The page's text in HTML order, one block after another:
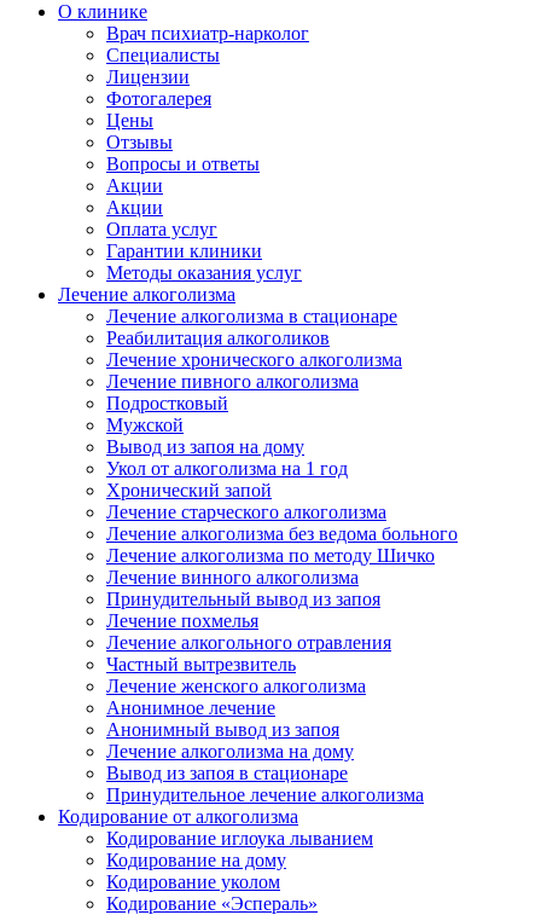
О клинике
Врач психиатр-нарколог
Специалисты
Лицензии
Фотогалерея
Цены
Отзывы
Вопросы и ответы
Акции
Акции
Оплата услуг
Гарантии клиники
Методы оказания услуг
Лечение алкоголизма
Лечение алкоголизма в стационаре
Реабилитация алкоголиков
Лечение хронического алкоголизма
Лечение пивного алкоголизма
Подростковый
Мужской
Вывод из запоя на дому
Укол от алкоголизма на 1 год
Хронический запой
Лечение старческого алкоголизма
Лечение алкоголизма без ведома больного
Лечение алкоголизма по методу Шичко
Лечение винного алкоголизма
Принудительный вывод из запоя
Лечение похмелья
Лечение алкогольного отравления
Частный вытрезвитель
Лечение женского алкоголизма
Анонимное лечение
Анонимный вывод из запоя
Лечение алкоголизма на дому
Вывод из запоя в стационаре
Принудительное лечение алкоголизма
Кодирование от алкоголизма
Кодирование иглоука лыванием
Кодирование на дому
Кодирование уколом
Кодирование «Эспераль»